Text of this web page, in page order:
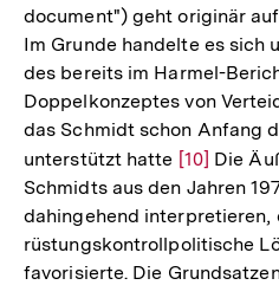
document") geht originär
Im Grunde handelte es sich
des bereits im Harmel-
Doppelkonzeptes von
das Schmidt schon Anfang
unterstützt hatte Zur
Auflösung
der
Fußnote
[10] Die
Schmidts aus den Jahren
dahingehend interpretieren,
rüstungskontrollpolitische
favorisierte. Die